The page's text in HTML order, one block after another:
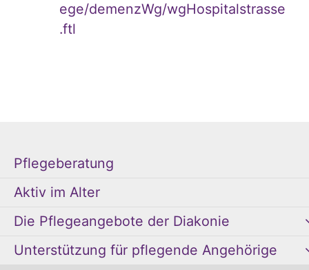
ege/demenzWg/wgHospitalstrasse
.ftl
Pflegeberatung
Aktiv im Alter
Die Pflegeangebote der Diakonie
Unterstützung für pflegende Angehörige